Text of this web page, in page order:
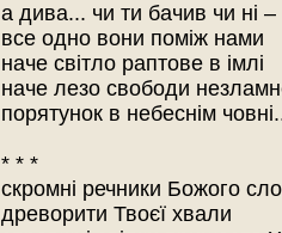
а дива... чи ти бачив чи ні –
все одно вони поміж нами
наче світло раптове в імлі
наче лезо свободи
порятунок в небеснім
* * *
скромні речники Божого
древорити Твоєї хвали